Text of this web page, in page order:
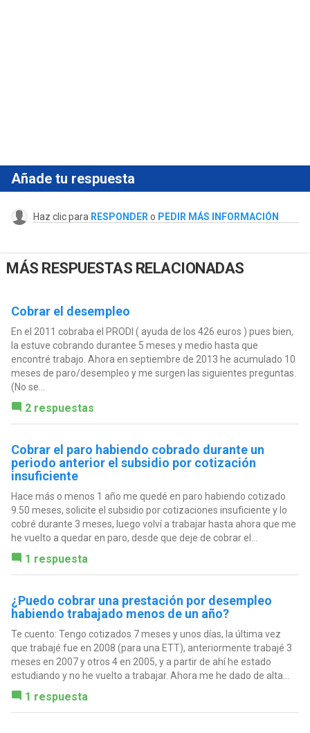
Añade tu respuesta
Haz clic para RESPONDER o PEDIR MÁS INFORMACIÓN
MÁS RESPUESTAS RELACIONADAS
Cobrar el desempleo
En el 2011 cobraba el PRODI ( ayuda de los 426 euros ) pues bien,
la estuve cobrando durantee 5 meses y medio hasta que
encontré trabajo. Ahora en septiembre de 2013 he acumulado 10
meses de paro/desempleo y me surgen las siguientes preguntas.
(No se...
2 respuestas
Cobrar el paro habiendo cobrado durante un
periodo anterior el subsidio por cotización
insuficiente
Hace más o menos 1 año me quedé en paro habiendo cotizado
9.50 meses, solicite el subsidio por cotizaciones insuficiente y lo
cobré durante 3 meses, luego volví a trabajar hasta ahora que me
he vuelto a quedar en paro, desde que deje de cobrar el...
1 respuesta
¿Puedo cobrar una prestación por desempleo
habiendo trabajado menos de un año?
Te cuento: Tengo cotizados 7 meses y unos días, la última vez
que trabajé fue en 2008 (para una ETT), anteriormente trabajé 3
meses en 2007 y otros 4 en 2005, y a partir de ahí he estado
estudiando y no he vuelto a trabajar. Ahora me he dado de alta...
1 respuesta